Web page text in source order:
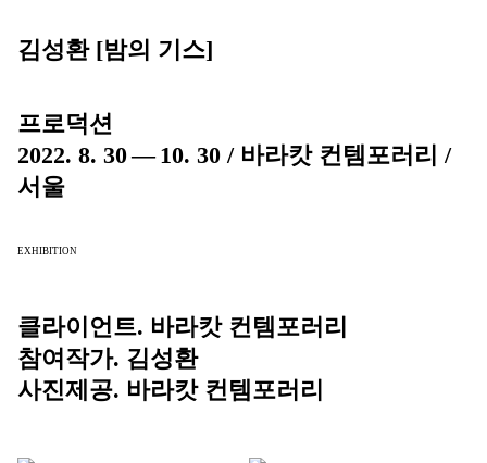
김성환 [밤의 기스]
프로덕션
2022. 8. 30 — 10. 30 / 바라캇 컨템포러리 /
서울
EXHIBITION
클라이언트. 바라캇 컨템포러리
참여작가. 김성환
사진제공. 바라캇 컨템포러리